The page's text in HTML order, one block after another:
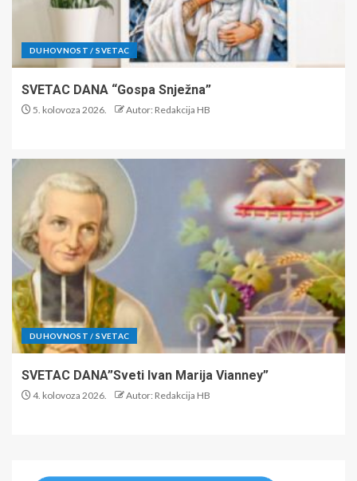
DUHOVNOST / SVETAC
SVETAC DANA “Gospa Snježna”
5. kolovoza 2026. Autor: Redakcija HB
DUHOVNOST / SVETAC
SVETAC DANA”Sveti Ivan Marija Vianney”
4. kolovoza 2026. Autor: Redakcija HB